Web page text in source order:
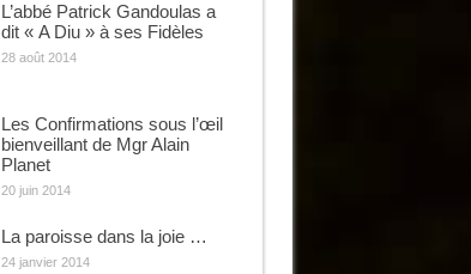
L’abbé Patrick Gandoulas a
dit « A Diu » à ses Fidèles
28 août 2014
Les Confirmations sous l’œil
bienveillant de Mgr Alain
Planet
20 juin 2014
La paroisse dans la joie …
24 janvier 2014